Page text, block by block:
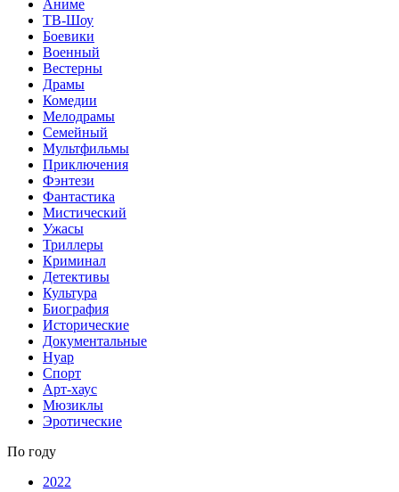
Аниме
ТВ-Шоу
Боевики
Военный
Вестерны
Драмы
Комедии
Мелодрамы
Семейный
Мультфильмы
Приключения
Фэнтези
Фантастика
Мистический
Ужасы
Триллеры
Криминал
Детективы
Культура
Биография
Исторические
Документальные
Нуар
Спорт
Арт-хаус
Мюзиклы
Эротические
По году
2022